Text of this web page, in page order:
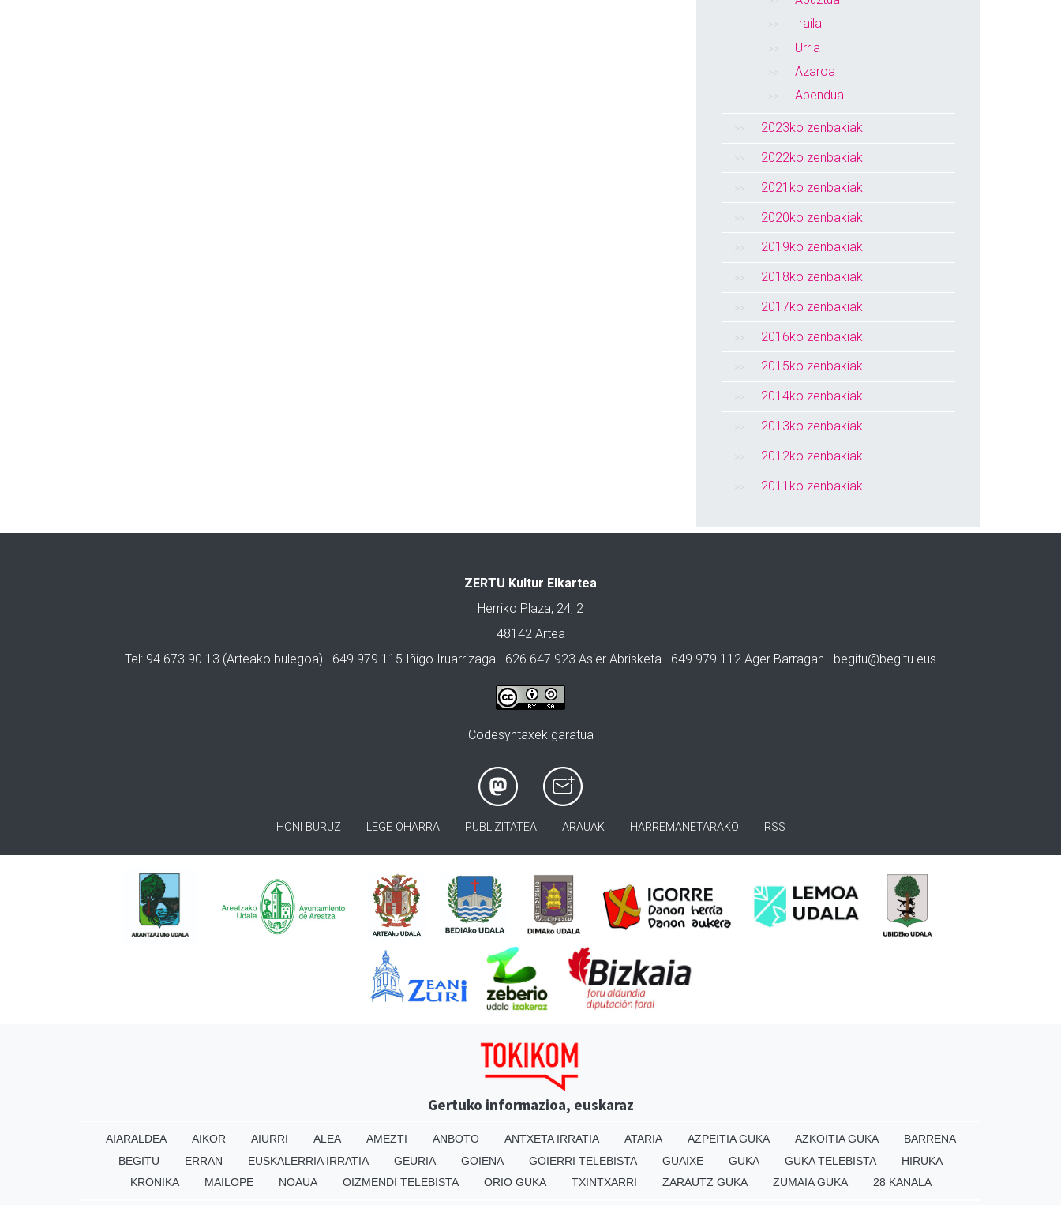
Iraila
Urria
Azaroa
Abendua
2023ko zenbakiak
2022ko zenbakiak
2021ko zenbakiak
2020ko zenbakiak
2019ko zenbakiak
2018ko zenbakiak
2017ko zenbakiak
2016ko zenbakiak
2015ko zenbakiak
2014ko zenbakiak
2013ko zenbakiak
2012ko zenbakiak
2011ko zenbakiak
ZERTU Kultur Elkartea
Herriko Plaza, 24, 2
48142 Artea
Tel: 94 673 90 13 (Arteako bulegoa) · 649 979 115 Iñigo Iruarrizaga · 626 647 923 Asier Abrisketa · 649 979 112 Ager Barragan · begitu@begitu.eus
Codesyntaxek garatua
HONI BURUZ LEGE OHARRA PUBLIZITATEA ARAUAK HARREMANETARAKO RSS
Gertuko informazioa, euskaraz
AIARALDEA AIKOR AIURRI ALEA AMEZTI ANBOTO ANTXETA IRRATIA ATARIA AZPEITIA GUKA AZKOITIA GUKA
BARRENA
BEGITU
ERRAN EUSKALERRIA IRRATIA GEURIA GOIENA GOIERRI TELEBISTA GUAIXE GUKA GUKA TELEBISTA
HIRUKA
KRONIKA
MAILOPE NOAUA OIZMENDI TELEBISTA ORIO GUKA TXINTXARRI ZARAUTZ GUKA ZUMAIA GUKA 28 KANALA